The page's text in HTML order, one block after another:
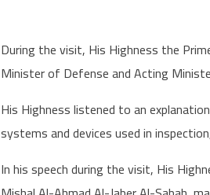
During the visit, His Highness the
Minister of Defense and Acting
His Highness listened to an
systems and devices used in
In his speech during the visit, His